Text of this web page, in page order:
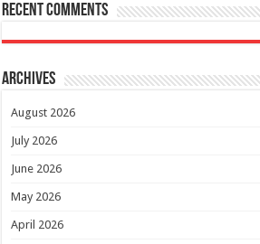
Recent Comments
Archives
August 2026
July 2026
June 2026
May 2026
April 2026